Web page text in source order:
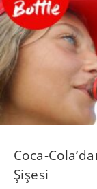
Coca-
Şişesi